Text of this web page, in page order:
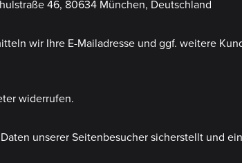
46, 80634 München, Deutschland
wir Ihre E-Mailadresse und ggf. weitere
widerrufen.
unserer Seitenbesucher sicherstellt und